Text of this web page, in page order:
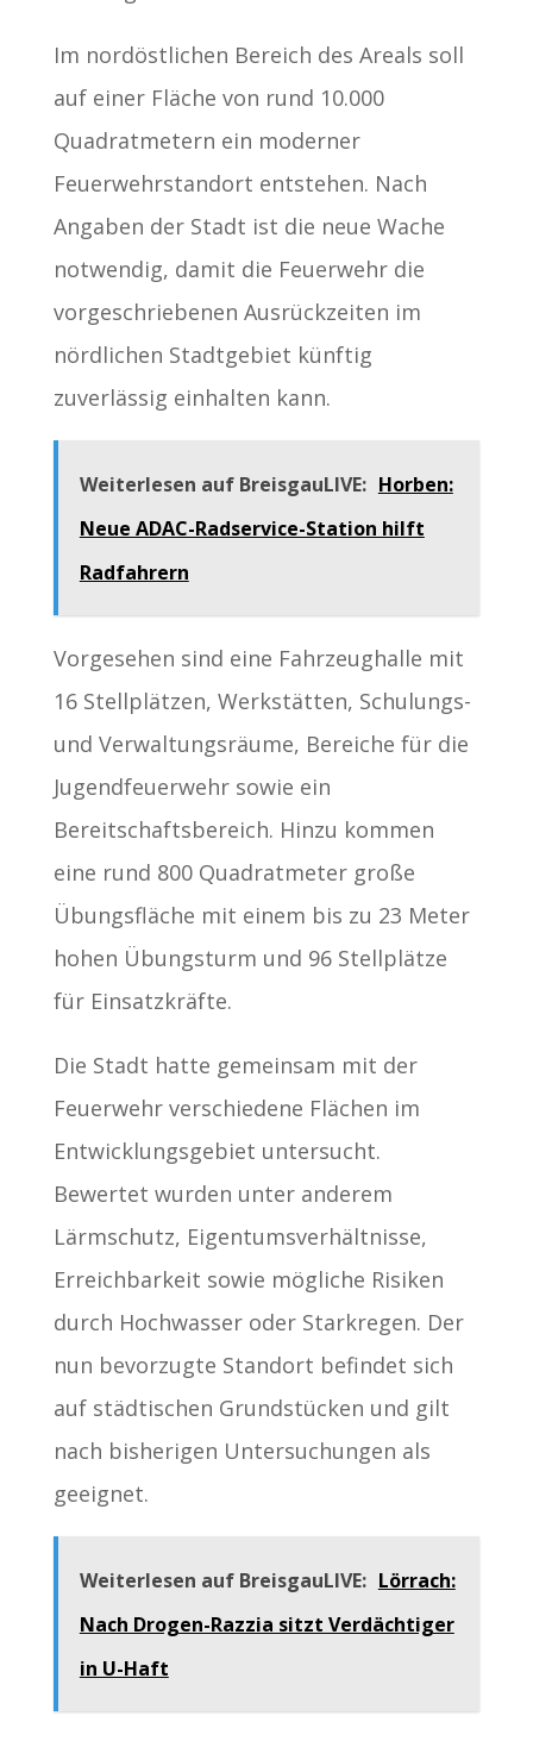
Im nordöstlichen Bereich des Areals soll
auf einer Fläche von rund 10.000
Quadratmetern ein moderner
Feuerwehrstandort entstehen. Nach
Angaben der Stadt ist die neue Wache
notwendig, damit die Feuerwehr die
vorgeschriebenen Ausrückzeiten im
nördlichen Stadtgebiet künftig
zuverlässig einhalten kann.
Weiterlesen auf BreisgauLIVE: Horben:
Neue ADAC-Radservice-Station hilft
Radfahrern
Vorgesehen sind eine Fahrzeughalle mit
16 Stellplätzen, Werkstätten, Schulungs-
und Verwaltungsräume, Bereiche für die
Jugendfeuerwehr sowie ein
Bereitschaftsbereich. Hinzu kommen
eine rund 800 Quadratmeter große
Übungsfläche mit einem bis zu 23 Meter
hohen Übungsturm und 96 Stellplätze
für Einsatzkräfte.
Die Stadt hatte gemeinsam mit der
Feuerwehr verschiedene Flächen im
Entwicklungsgebiet untersucht.
Bewertet wurden unter anderem
Lärmschutz, Eigentumsverhältnisse,
Erreichbarkeit sowie mögliche Risiken
durch Hochwasser oder Starkregen. Der
nun bevorzugte Standort befindet sich
auf städtischen Grundstücken und gilt
nach bisherigen Untersuchungen als
geeignet.
Weiterlesen auf BreisgauLIVE: Lörrach:
Nach Drogen-Razzia sitzt Verdächtiger
in U-Haft